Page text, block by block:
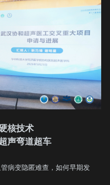
核技术
声弯道超车
病变隐匿难查，如何早期发